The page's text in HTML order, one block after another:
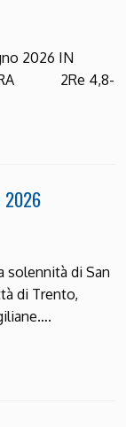
2026 IN
2Re 4,8-
2026
solennità di San
di Trento,